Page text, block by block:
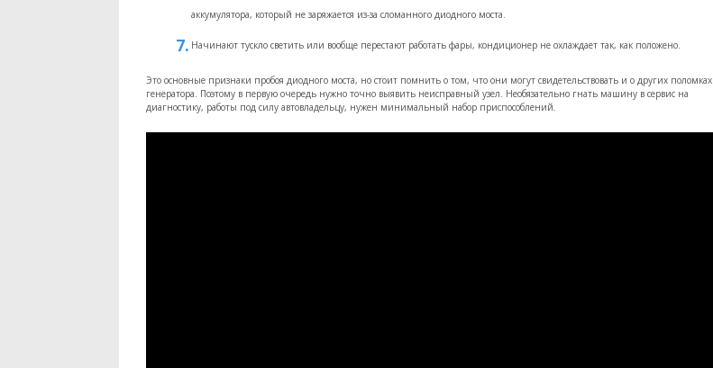
аккумулятора, который не заряжается из-за сломанного диодного моста.
Начинают тускло светить или вообще перестают работать фары, кондиционер не охлаждает так, как положено.
Это основные признаки пробоя диодного моста, но стоит помнить о том, что они могут свидетельствовать и о других поломках
генератора. Поэтому в первую очередь нужно точно выявить неисправный узел. Необязательно гнать машину в сервис на
диагностику, работы под силу автовладельцу, нужен минимальный набор приспособлений.